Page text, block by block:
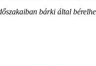
bárki által